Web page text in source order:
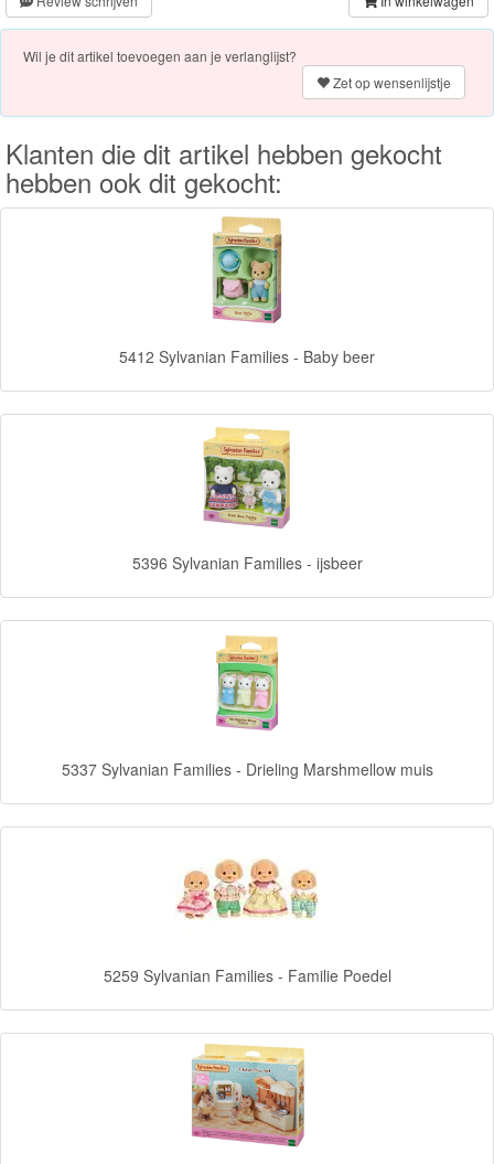
Baby
Annabell
Knuffels
Schleich
Enchantimals
Dutch
Frozen
Sam
Magische
Puzzels
Wil je dit artikel toevoegen aan je verlanglijst?
Zet op wensenlijstje
Klanten die dit artikel hebben gekocht
hebben ook dit gekocht:
5412 Sylvanian Families - Baby beer
5396 Sylvanian Families - ijsbeer
5337 Sylvanian Families - Drieling Marshmellow muis
5259 Sylvanian Families - Familie Poedel